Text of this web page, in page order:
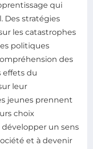
qui
Des stratégies
les catastrophes
politiques
des
effets du
leur
jeunes prennent
choix
développer un sens
et à devenir